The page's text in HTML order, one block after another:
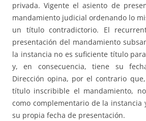
privada. Vigente el asiento de
mandamiento judicial ordenando lo
un título contradictorio. El
presentación del mandamiento
la instancia no es suficiente título
y, en consecuencia, tiene su
Dirección opina, por el contrario
título inscribible el mandamiento,
como complementario de la instancia
su propia fecha de presentación.